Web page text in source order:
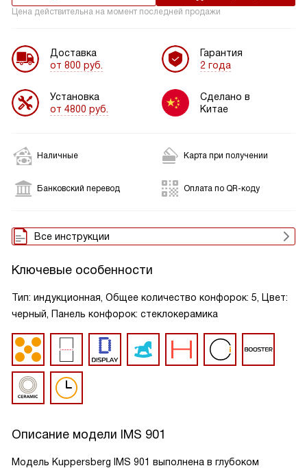
Цена действительна на момент последней продажи
Доставка
от 800 руб.
Установка
от 4800 руб.
Гарантия
2 года
Сделано в
Китае
Наличные Карта при получении
Банковский перевод Оплата по QR-коду
Все инструкции
Ключевые особенности
Тип: индукционная, Общее количество конфорок: 5, Цвет:
черный, Панель конфорок: стеклокерамика
Описание модели IMS 901
Модель Kuppersberg IMS 901 выполнена в глубоком